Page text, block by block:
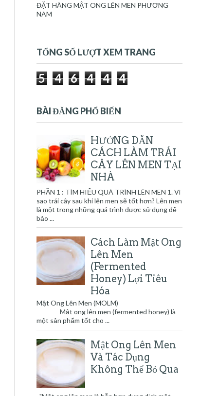
ĐẶT HÀNG MẬT ONG LÊN MEN PHƯƠNG
NAM
TỔNG SỐ LƯỢT XEM TRANG
5 4 6 4 4 4
BÀI ĐĂNG PHỔ BIẾN
HƯỚNG DẪN
CÁCH LÀM TRÁI
CÂY LÊN MEN TẠI
NHÀ
PHẦN 1 : TÌM HIỂU QUÁ TRÌNH LÊN MEN 1. Vì
sao trái cây sau khi lên men sẽ tốt hơn? Lên men
là một trong những quá trình được sử dụng để
bảo ...
Cách Làm Mật Ong
Lên Men
(Fermented
Honey) Lợi Tiêu
Hóa
Mật Ong Lên Men (MOLM)
Mật ong lên men (fermented honey) là
một sản phẩm tốt cho ...
Mật Ong Lên Men
Và Tác Dụng
Không Thể Bỏ Qua